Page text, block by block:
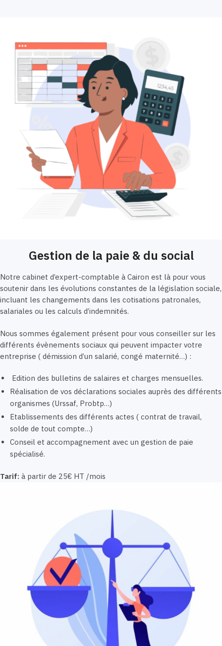
Gestion de la paie & du social
Notre cabinet d’expert-comptable à Cairon est là pour vous
soutenir dans les évolutions constantes de la législation sociale,
incluant les changements dans les cotisations patronales,
salariales ou les calculs d’indemnités.
Nous sommes également présent pour vous conseiller sur les
différents évènements sociaux qui peuvent impacter votre
entreprise ( démission d’un salarié, congé maternité…) :
Edition des bulletins de salaires et charges mensuelles.
Réalisation de vos déclarations sociales auprès des différents
organismes (Urssaf, Probtp…)
Etablissements des différents actes ( contrat de travail,
solde de tout compte…)
Conseil et accompagnement avec un gestion de paie
spécialisé.
Tarif: à partir de 25€ HT /mois